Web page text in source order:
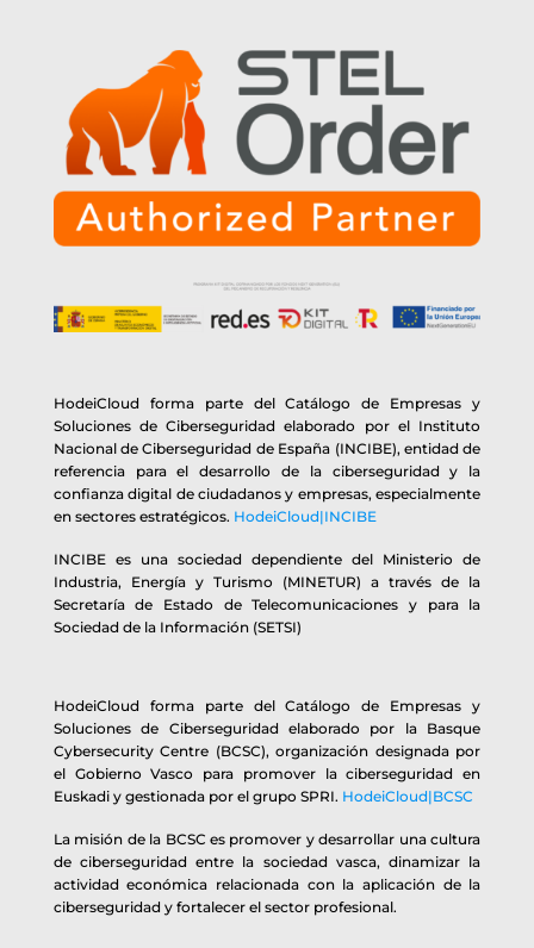
HodeiCloud forma parte del Catálogo de Empresas y
Soluciones de Ciberseguridad elaborado por el Instituto
Nacional de Ciberseguridad de España (INCIBE), entidad de
referencia para el desarrollo de la ciberseguridad y la
confianza digital de ciudadanos y empresas, especialmente
en sectores estratégicos. HodeiCloud|INCIBE
INCIBE es una sociedad dependiente del Ministerio de
Industria, Energía y Turismo (MINETUR) a través de la
Secretaría de Estado de Telecomunicaciones y para la
Sociedad de la Información (SETSI)
HodeiCloud forma parte del Catálogo de Empresas y
Soluciones de Ciberseguridad elaborado por la Basque
Cybersecurity Centre (BCSC), organización designada por
el Gobierno Vasco para promover la ciberseguridad en
Euskadi y gestionada por el grupo SPRI. HodeiCloud|BCSC
La misión de la BCSC es promover y desarrollar una cultura
de ciberseguridad entre la sociedad vasca, dinamizar la
actividad económica relacionada con la aplicación de la
ciberseguridad y fortalecer el sector profesional.